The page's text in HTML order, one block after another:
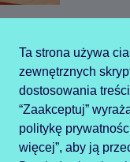
Następny
artykół:
2023-12-15
Ta strona używa
zewnętrznych
dostosowania
“Zaakceptuj”
politykę
więcej”, aby ją